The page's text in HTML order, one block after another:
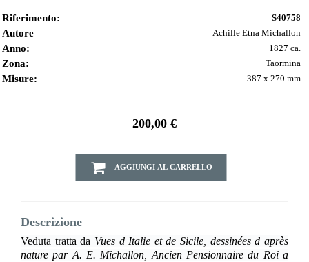
Riferimento: S40758
Autore Achille Etna Michallon
Anno: 1827 ca.
Zona: Taormina
Misure: 387 x 270 mm
200,00 €
AGGIUNGI AL CARRELLO
Descrizione
Veduta tratta da Vues d Italie et de Sicile, dessinées d après
nature par A. E. Michallon, Ancien Pensionnaire du Roi a